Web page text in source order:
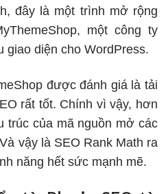
đây là một trình mở rộng
một công ty
giao diện cho WordPress.
được đánh giá là tải
rất tốt. Chính vì vậy, hơn
trúc của mã nguồn mở các
vậy là SEO Rank Math ra
năng hết sức mạnh mẽ.